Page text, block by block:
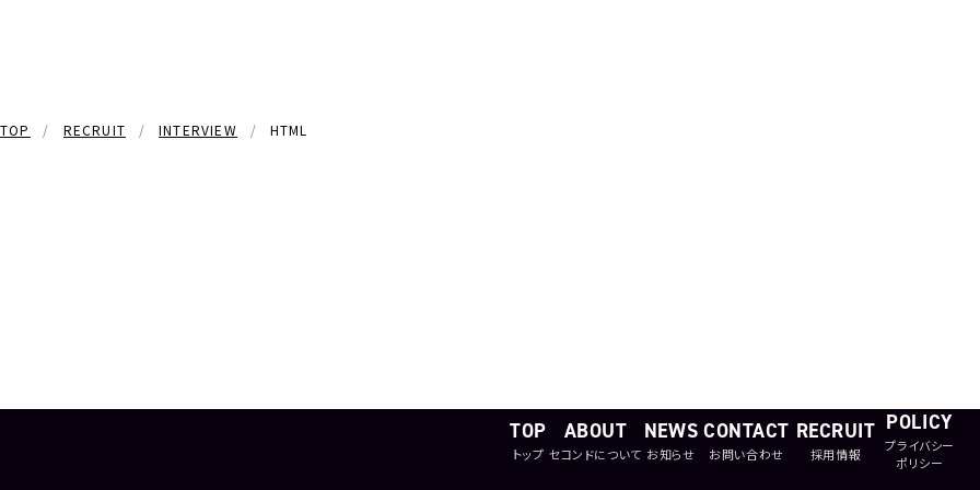
TOP RECRUIT INTERVIEW HTML
TOP
トップ
ABOUT
セコンドについて
NEWS
お知らせ
CONTACT
お問い合わせ
RECRUIT
採用情報
POLICY
プライバシー
ポリシー